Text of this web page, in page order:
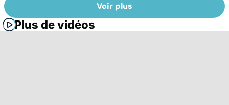
Voir plus
Plus de vidéos